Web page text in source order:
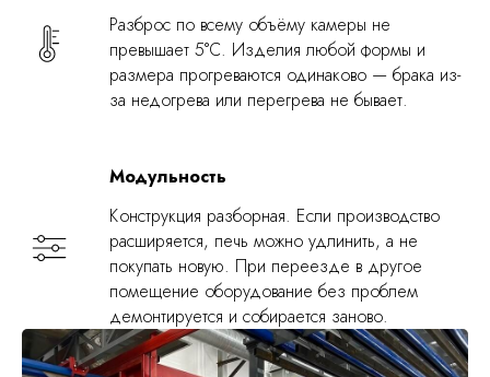
Разброс по всему объёму камеры не
превышает 5°С. Изделия любой формы и
размера прогреваются одинаково — брака из-
за недогрева или перегрева не бывает.
Модульность
Конструкция разборная. Если производство
расширяется, печь можно удлинить, а не
покупать новую. При переезде в другое
помещение оборудование без проблем
демонтируется и собирается заново.